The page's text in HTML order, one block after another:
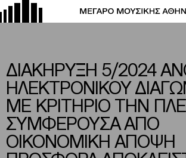
ΔΙΑΚΗΡΥΞΗ 5/2024
ΗΛΕΚΤΡΟΝΙΚΟΥ
ΜΕ ΚΡΙΤΗΡΙΟ ΤΗΝ
ΣΥΜΦΕΡΟΥΣΑ ΑΠΟ
ΟΙΚΟΝΟΜΙΚΗ ΑΠΟΨΗ